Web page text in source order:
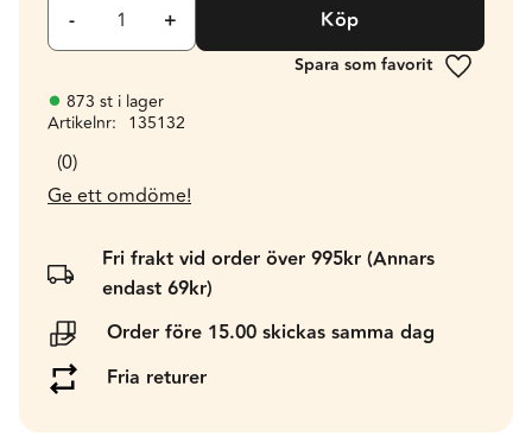
+
- Köp
Lägg till
873 st i lager
Artikelnr
135132
0
Ge ett omdöme!
Fri frakt vid order över 995kr (Annars
endast 69kr)
Order före 15.00 skickas samma dag
Fria returer